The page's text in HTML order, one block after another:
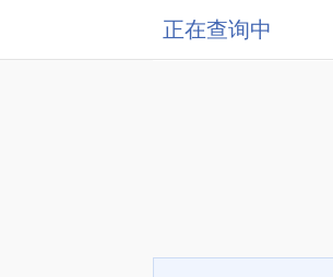
正在查询中